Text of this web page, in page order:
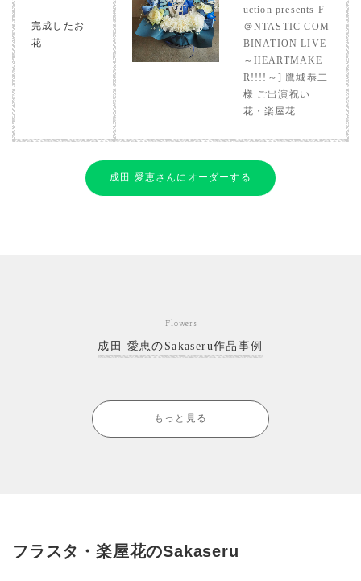
完成したお
花
uction presents F
＠NTASTIC COM
BINATION LIVE
～HEARTMAKE
R!!!!～] 鷹城恭二
様 ご出演祝い
花・楽屋花
成田 愛恵さんにオーダーする
Flowers
成田 愛恵のSakaseru作品事例
もっと見る
フラスタ・楽屋花のSakaseru